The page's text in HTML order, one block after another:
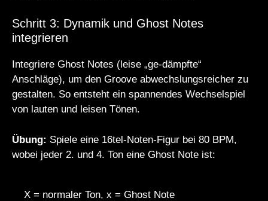
Schritt 3: Dynamik und Ghost Notes
integrieren
Integriere Ghost Notes (leise „ge-dämpfte“
Anschläge), um den Groove abwechslungsreicher zu
gestalten. So entsteht ein spannendes Wechselspiel
von lauten und leisen Tönen.
Übung: Spiele eine 16tel-Noten-Figur bei 80 BPM,
wobei jeder 2. und 4. Ton eine Ghost Note ist:
X = normaler Ton, x = Ghost Note